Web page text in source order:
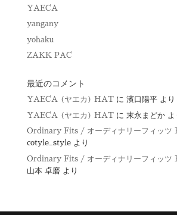
YAECA
yangany
yohaku
ZAKK PAC
最近のコメント
YAECA (ヤエカ) HATに 濱口陽平より
YAECA (ヤエカ) HATに 末永まどかよ
Ordinary Fits / オーディナリーフィッツ
cotyle_styleより
Ordinary Fits / オーディナリーフィッツ
山本 卓磨より